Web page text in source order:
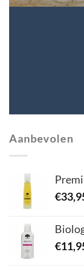
Aanbevolen
€
€